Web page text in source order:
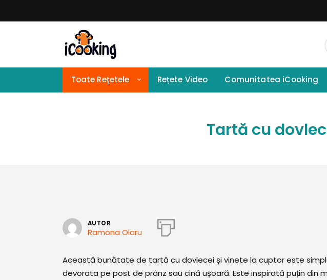
Toate Reţetele Rețete Video Comunitatea iCooking
Tartă cu
AUTOR
Ramona Olaru
Această bunătate de tartă cu dovlecei și vinete la cuptor este
devorata pe post de prânz sau cină ușoară. Este inspirată puțin din